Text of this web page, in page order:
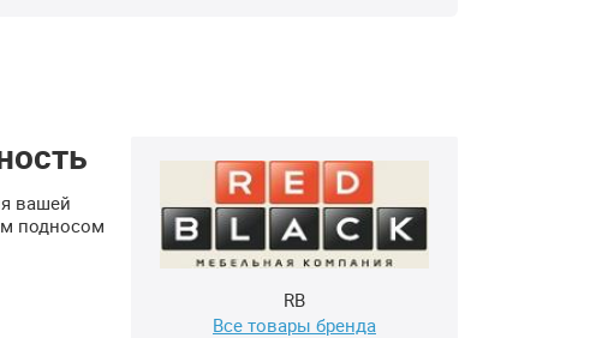
RB
Все товары бренда
вашей
подносом